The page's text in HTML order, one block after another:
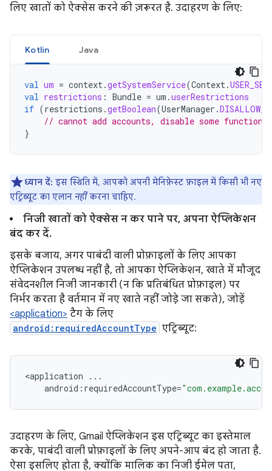
लिए खातों को ऐक्सेस करने की ज़रूरत है. उदाहरण के लिए:
Kotlin Java
val um = context.getSystemService(Context.
val restrictions : Bundle = um .userRestrictions
if (restrictions .getBoolean(UserManager .
// cannot add accounts, disable some
}
ध्यान दें: इस स्थिति में, आपको अपनी मेनिफ़ेस्ट फ़ाइल में किसी भी नए
एट्रिब्यूट का एलान नहींकरना चाहिए.
निजी खातों को ऐक्सेस न कर पाने पर, अपना ऐप्लिकेशन
बंद कर दें.
इसके बजाय, अगर पाबंदी वाली प्रोफ़ाइलों के लिए आपका
ऐप्लिकेशन उपलब्ध नहीं है, तो आपका ऐप्लिकेशन, खाते में मौजूद
संवेदनशील निजी जानकारी (न कि प्रतिबंधित प्रोफ़ाइल) पर
निर्भर करता है वर्तमान में नए खाते नहीं जोड़े जा सकते), जोड़ें
<application> टैग के लिए
android:requiredAccountType एट्रिब्यूट:
<application
...
android : requiredAccountType=
उदाहरण के लिए, Gmail ऐप्लिकेशन इस एट्रिब्यूट का इस्तेमाल
करके, पाबंदी वाली प्रोफ़ाइलों के लिए अपने-आप बंद हो जाता है.
ऐसा इसलिए होता है, क्योंकि मालिक का निजी ईमेल पता,